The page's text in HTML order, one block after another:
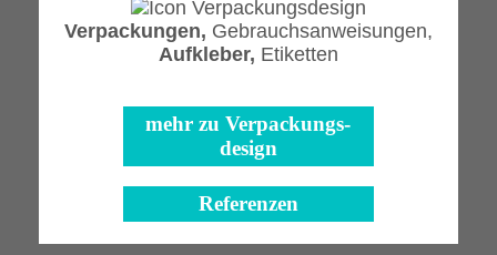
Verpackungen, Gebrauchsanweisungen,
Aufkleber, Etiketten
mehr zuVerpackungs­
design
Referenzen